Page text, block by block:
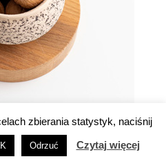
zbierania statystyk, naciśnij
Odrzuć Czytaj więcej